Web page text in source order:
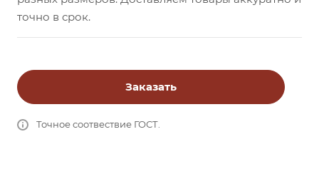
точно в срок.
Заказать
Точное соотвествие ГОСТ.